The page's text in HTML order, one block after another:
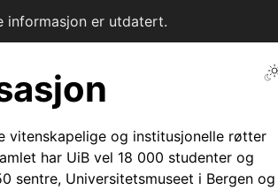
informasjon er utdatert.
vitenskapelige og institusjonelle røtter
har UiB vel 18 000 studenter og
sentre, Universitetsmuseet i Bergen og